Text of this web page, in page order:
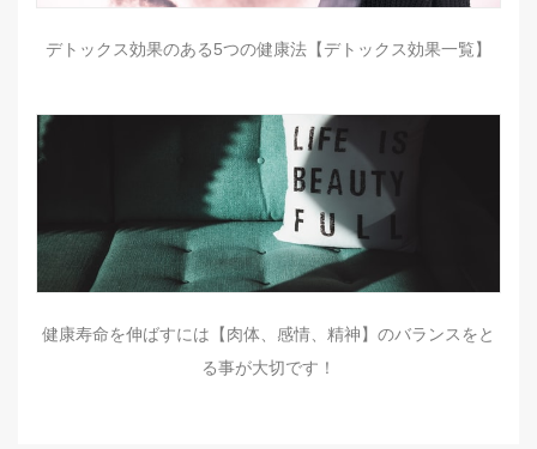
デトックス効果のある5つの健康法【デトックス効果一覧】
健康寿命を伸ばすには【肉体、感情、精神】のバランスをと
る事が大切です！